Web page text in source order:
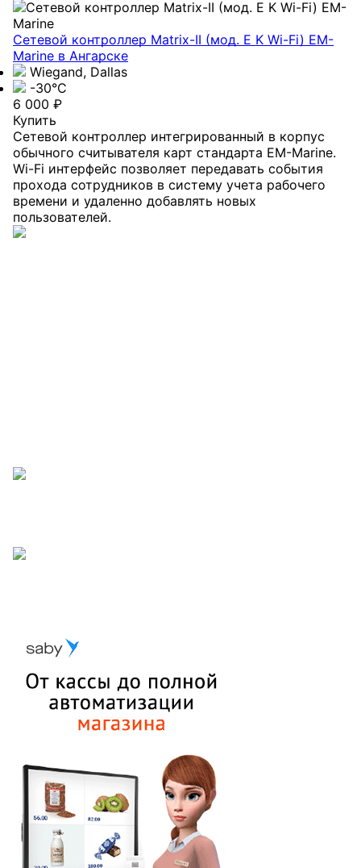
Сетевой контроллер Matrix-II (мод. E K Wi-Fi) EM-
Marine в Ангарске
Wiegand, Dallas
-30°С
6 000 ₽
Купить
Сетевой контроллер интегрированный в корпус
обычного считывателя карт стандарта EM-Marine.
Wi-Fi интерфейс позволяет передавать события
прохода сотрудников в систему учета рабочего
времени и удаленно добавлять новых
пользователей.